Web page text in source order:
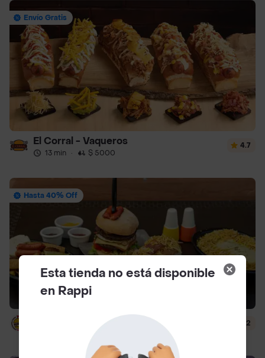
Envío Gratis
El Corral - Vaqueros
13 min · $ 5000
4.7
Hasta 40% Off
Jhons Burguer Venecia
$ 7500
4.2
Esta tienda no está disponible
en Rappi